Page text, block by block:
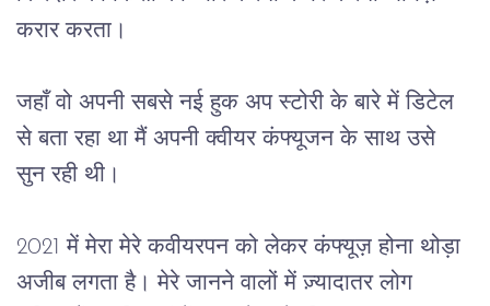
करार करता।
जहाँ वो अपनी सबसे नई हुक अप स्टोरी के बारे में डिटेल
से बता रहा था मैं अपनी क्वीयर कंफ्यूजन के साथ उसे
सुन रही थी।
2021 में मेरा मेरे कवीयरपन को लेकर कंफ्यूज़ होना थोड़ा
अजीब लगता है। मेरे जानने वालों में ज़्यादातर लोग